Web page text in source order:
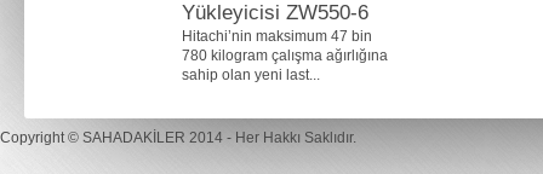
Yükleyicisi ZW550-6
Hitachi’nin maksimum 47 bin
780 kilogram çalışma ağırlığına
sahip olan yeni last...
Copyright © SAHADAKİLER 2014 - Her Hakkı Saklıdır.